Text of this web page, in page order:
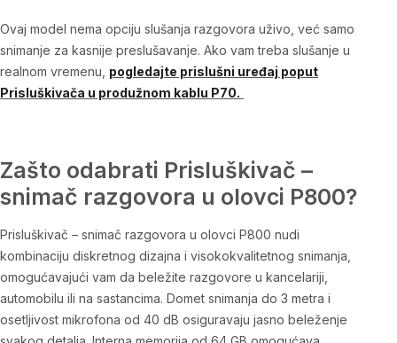
Ovaj model nema opciju slušanja razgovora uživo, već samo
snimanje za kasnije preslušavanje. Ako vam treba slušanje u
realnom vremenu, pogledajte prislušni uređaj poput
Prisluškivača u produžnom kablu P70.
Zašto odabrati Prisluškivač –
snimač razgovora u olovci P800?
Prisluškivač – snimač razgovora u olovci P800 nudi
kombinaciju diskretnog dizajna i visokokvalitetnog snimanja,
omogućavajući vam da beležite razgovore u kancelariji,
automobilu ili na sastancima. Domet snimanja do 3 metra i
osetljivost mikrofona od 40 dB osiguravaju jasno beleženje